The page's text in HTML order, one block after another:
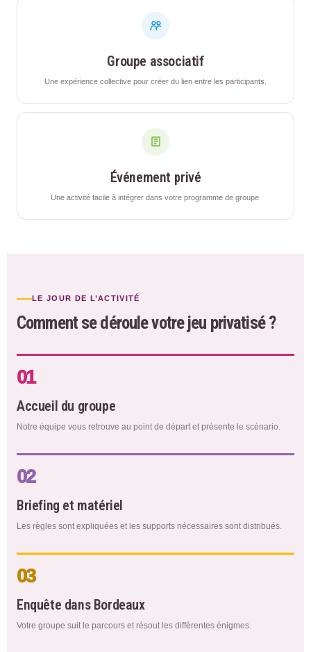
Groupe associatif
Une expérience collective pour créer du lien entre les participants.
Événement privé
Une activité facile à intégrer dans votre programme de groupe.
LE JOUR DE L’ACTIVITÉ
Comment se déroule votre jeu privatisé ?
01
Accueil du groupe
Notre équipe vous retrouve au point de départ et présente le scénario.
02
Briefing et matériel
Les règles sont expliquées et les supports nécessaires sont distribués.
03
Enquête dans Bordeaux
Votre groupe suit le parcours et résout les différentes énigmes.